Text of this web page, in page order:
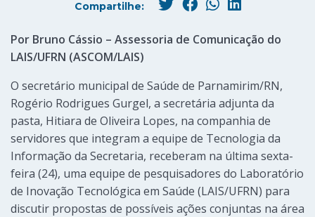
Compartilhe:
Por Bruno Cássio – Assessoria de Comunicação do
LAIS/UFRN (ASCOM/LAIS)
O secretário municipal de Saúde de Parnamirim/RN,
Rogério Rodrigues Gurgel, a secretária adjunta da
pasta, Hitiara de Oliveira Lopes, na companhia de
servidores que integram a equipe de Tecnologia da
Informação da Secretaria, receberam na última sexta-
feira (24), uma equipe de pesquisadores do Laboratório
de Inovação Tecnológica em Saúde (LAIS/UFRN) para
discutir propostas de possíveis ações conjuntas na área